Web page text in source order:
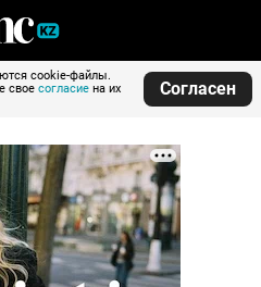
cookie-файлы.
свое согласие на их
Согласен